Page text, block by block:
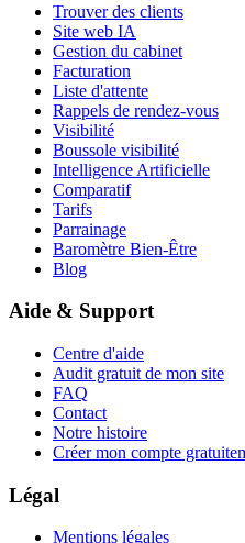
Trouver des clients
Site web IA
Gestion du cabinet
Facturation
Liste d'attente
Rappels de rendez-vous
Visibilité
Boussole visibilité
Intelligence Artificielle
Comparatif
Tarifs
Parrainage
Baromètre Bien-Être
Blog
Aide & Support
Centre d'aide
Audit gratuit de mon site
FAQ
Contact
Notre histoire
Créer mon compte
Légal
Mentions légales